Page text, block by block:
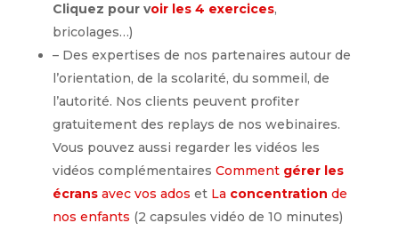
Cliquez pour voir les 4 exercices,
bricolages…)
– Des expertises de nos partenaires autour de
l’orientation, de la scolarité, du sommeil, de
l’autorité. Nos clients peuvent profiter
gratuitement des replays de nos webinaires.
Vous pouvez aussi regarder les vidéos les
vidéos complémentaires Comment gérer les
écransavec vos ados et La concentration de
nos enfants (2 capsules vidéo de 10 minutes)